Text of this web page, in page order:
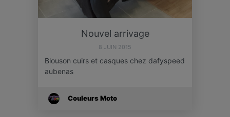
Nouvel arrivage
8 JUIN 2015
Blouson cuirs et casques chez dafyspeed
aubenas
Couleurs Moto